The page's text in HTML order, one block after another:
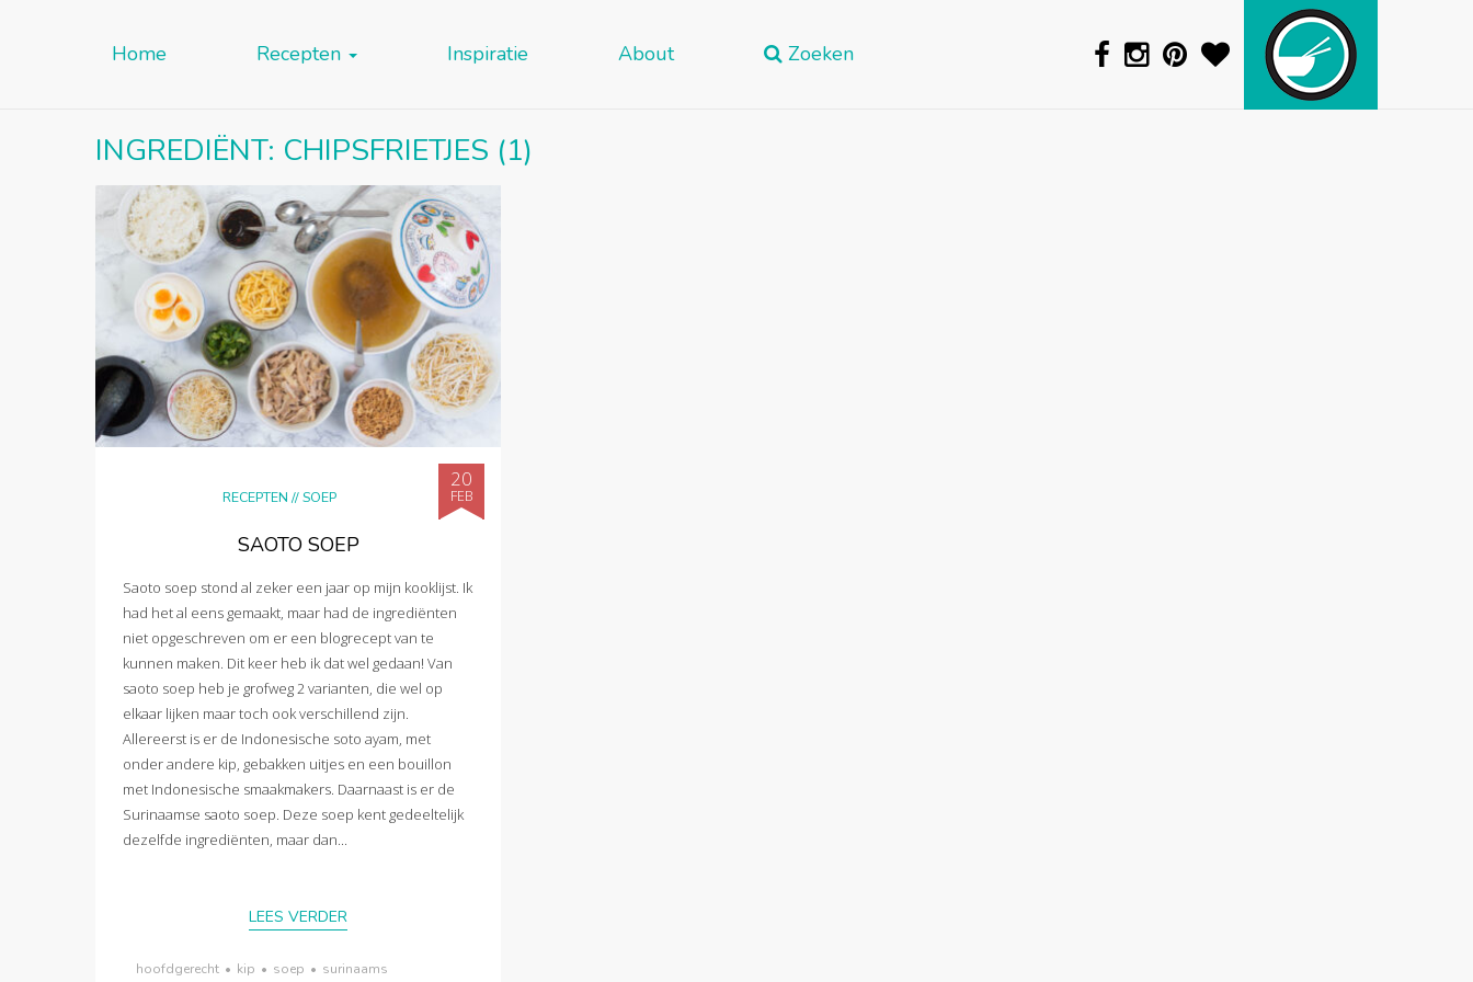
Home Recepten Inspiratie About Zoeken
INGREDIËNT: CHIPSFRIETJES (1)
RECEPTEN //SOEP
20
FEB
SAOTO SOEP
Saoto soep stond al zeker een jaar op mijn kooklijst. Ik
had het al eens gemaakt, maar had de ingrediënten
niet opgeschreven om er een blogrecept van te
kunnen maken. Dit keer heb ik dat wel gedaan! Van
saoto soep heb je grofweg 2 varianten, die wel op
elkaar lijken maar toch ook verschillend zijn.
Allereerst is er de Indonesische soto ayam, met
onder andere kip, gebakken uitjes en een bouillon
met Indonesische smaakmakers. Daarnaast is er de
Surinaamse saoto soep. Deze soep kent gedeeltelijk
dezelfde ingrediënten, maar dan...
LEES VERDER
hoofdgerecht • kip • soep • surinaams